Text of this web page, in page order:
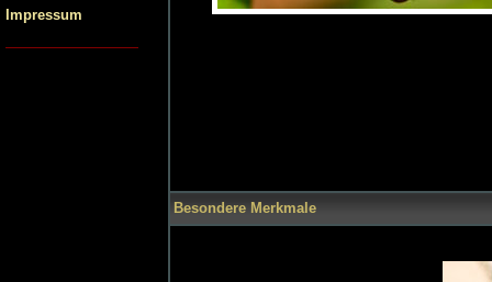
Impressum
Besondere Merkmale